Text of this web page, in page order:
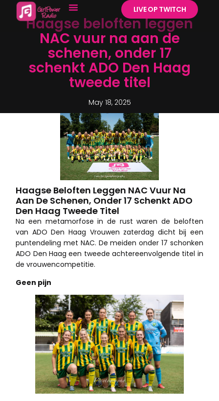
LIVE OP TWITCH
Haagse beloften leggen
NAC vuur na aan de
schenen, onder 17
schenkt ADO Den Haag
tweede titel
May 18, 2025
Haagse Beloften Leggen NAC Vuur Na
Aan De Schenen, Onder 17 Schenkt ADO
Den Haag Tweede Titel
Na een metamorfose in de rust waren de beloften
van ADO Den Haag Vrouwen zaterdag dicht bij een
puntendeling met NAC. De meiden onder 17 schonken
ADO Den Haag een tweede achtereenvolgende titel in
de vrouwencompetitie.
Geen pijn